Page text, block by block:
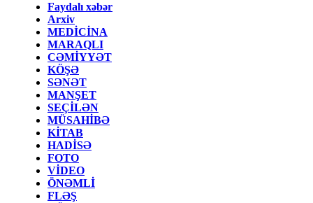
Faydalı xəbər
Arxiv
MEDİCİNA
MARAQLI
CƏMİYYƏT
KÖŞƏ
SƏNƏT
MANŞET
SEÇİLƏN
MÜSAHİBƏ
KİTAB
HADİSƏ
FOTO
VİDEO
ÖNƏMLİ
FLƏŞ